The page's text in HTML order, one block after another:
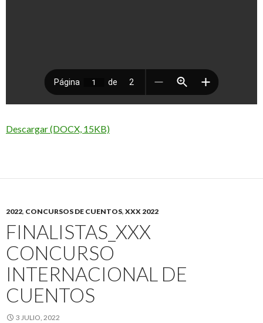
Descargar (DOCX, 15KB)
2022, CONCURSOS DE CUENTOS, XXX 2022
FINALISTAS_XXX
CONCURSO
INTERNACIONAL DE
CUENTOS
3 JULIO, 2022